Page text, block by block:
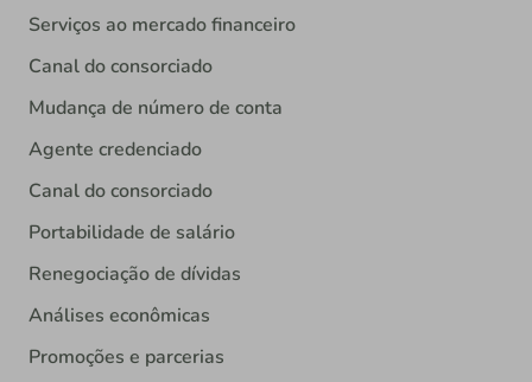
Serviços ao mercado financeiro
Canal do consorciado
Mudança de número de conta
Agente credenciado
Canal do consorciado
Portabilidade de salário
Renegociação de dívidas
Análises econômicas
Promoções e parcerias